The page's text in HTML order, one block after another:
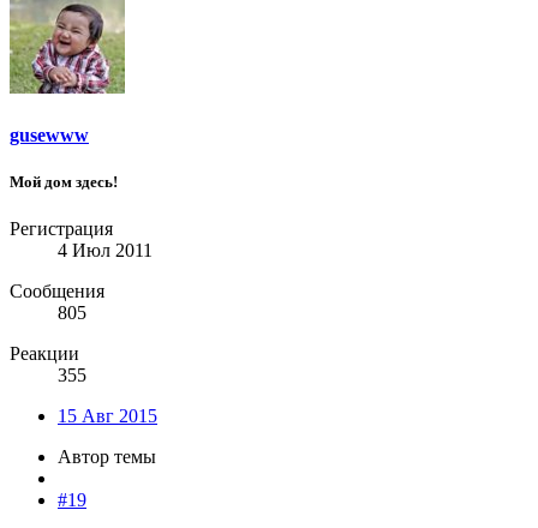
gusewww
Мой дом здесь!
Регистрация
4 Июл 2011
Сообщения
805
Реакции
355
15 Авг 2015
Автор темы
#19